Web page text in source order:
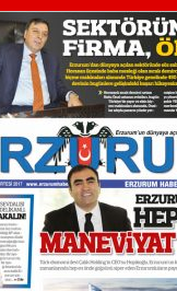
Murat
çıtayı
17 Şubat 2026 SalıOrhan
Bir fotoğraf,
gazeteci…
31 Mart
A.
BİR BÖLÜM
ATATÜRK